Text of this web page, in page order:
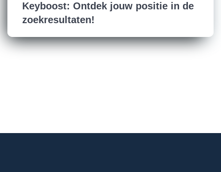
Keyboost: Ontdek jouw positie in de
zoekresultaten!